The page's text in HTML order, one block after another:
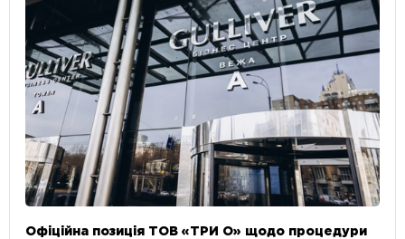
Офіційна позиція ТОВ «ТРИ О» щодо процедури